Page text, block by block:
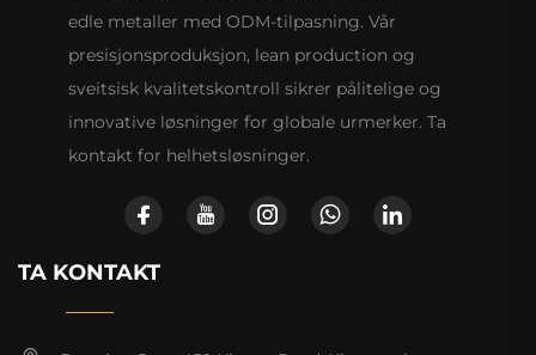
edle metaller med ODM-tilpasning. Vår
presisjonsproduksjon, lean production og
sveitsisk kvalitetskontroll sikrer pålitelige og
innovative løsninger for globale urmerker. Ta
kontakt for helhetsløsninger.
TA KONTAKT